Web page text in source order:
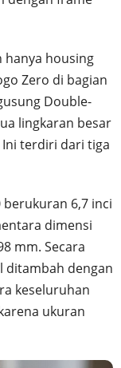
hanya housing
Zero di bagian
Double-
lingkaran besar
Ini terdiri dari tiga
berukuran 6,7 inci
dimensi
mm. Secara
ditambah dengan
keseluruhan
ukuran